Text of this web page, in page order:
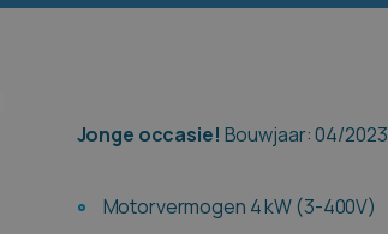
Jonge occasie! Bouwjaar: 04/2023
Motorvermogen 4 kW (3-400V)